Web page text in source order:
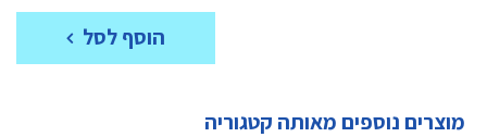
הוסף לסל
מוצרים נוספים מאותה קטגוריה